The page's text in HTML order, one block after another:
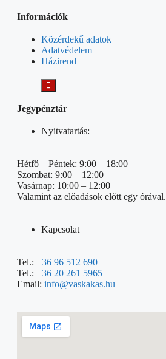
Információk
Közérdekű adatok
Adatvédelem
Házirend
Jegypénztár
Nyitvatartás:
Hétfő – Péntek: 9:00 – 18:00
Szombat: 9:00 – 12:00
Vasárnap: 10:00 – 12:00
Valamint az előadások előtt egy órával.
Kapcsolat
Tel.: +36 96 512 690
Tel.: +36 20 261 5965
Email: info@vaskakas.hu